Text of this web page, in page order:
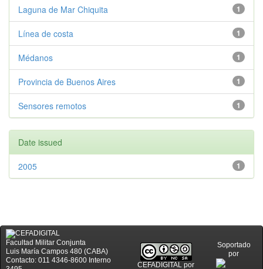
1
Laguna de Mar Chiquita
1
Línea de costa
1
Médanos
1
Provincia de Buenos Aires
1
Sensores remotos
Date issued
1
2005
Facultad Militar Conjunta
Luis María Campos 480 (CABA)
Contacto: 011 4346-8600 Interno
CEFADIGITAL por
Soportado
por